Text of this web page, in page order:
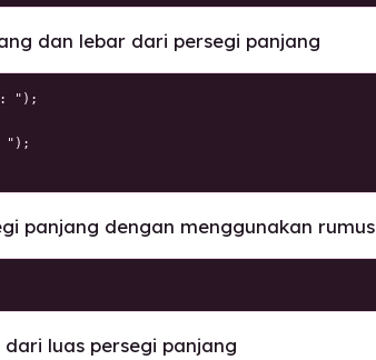
dan lebar dari persegi panjang
");
");
panjang dengan menggunakan rumus
luas persegi panjang